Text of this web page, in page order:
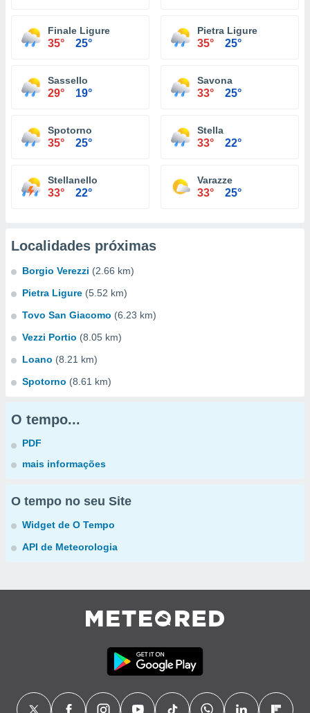
Finale Ligure
35° 25°
Pietra Ligure
35° 25°
Sassello
29° 19°
Savona
33° 25°
Spotorno
35° 25°
Stella
33° 22°
Stellanello
33° 22°
Varazze
33° 25°
Localidades próximas
Borgio Verezzi (2.66 km)
Pietra Ligure (5.52 km)
Tovo San Giacomo (6.23 km)
Vezzi Portio (8.05 km)
Loano (8.21 km)
Spotorno (8.61 km)
O tempo...
PDF
mais informações
O tempo no seu Site
Widget de O Tempo
API de Meteorologia